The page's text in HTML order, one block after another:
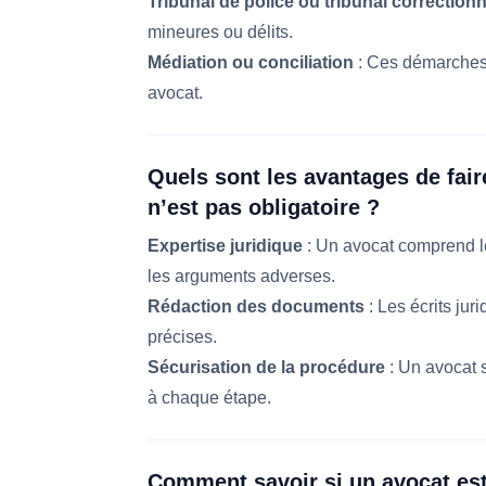
mineures ou délits.
Médiation ou conciliation : Ces
avocat.
Quels sont les avantages de
n’est pas obligatoire ?
Expertise juridique : Un avocat comprend
les arguments adverses.
Rédaction des documents : Les écrits
précises.
Sécurisation de la procédure : Un avocat
à chaque étape.